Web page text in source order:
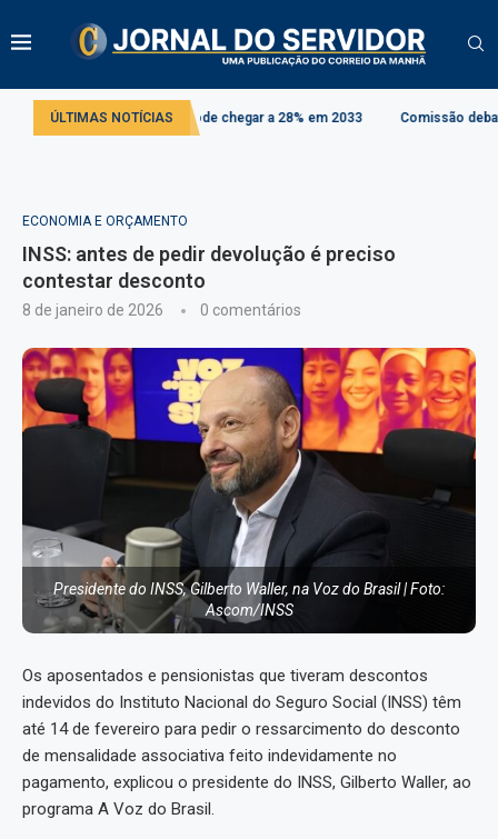
ÚLTIMAS NOTÍCIAS
do IBS pode chegar a 28% em 2033 Comissão debate aplicação da
ECONOMIA E ORÇAMENTO
INSS: antes de pedir devolução é preciso
contestar desconto
8 de janeiro de 2026 0 comentários
Presidente do INSS, Gilberto Waller, na Voz do Brasil | Foto:
Ascom/INSS
Os aposentados e pensionistas que tiveram descontos
indevidos do Instituto Nacional do Seguro Social (INSS) têm
até 14 de fevereiro para pedir o ressarcimento do desconto
de mensalidade associativa feito indevidamente no
pagamento, explicou o presidente do INSS, Gilberto Waller, ao
programa A Voz do Brasil.